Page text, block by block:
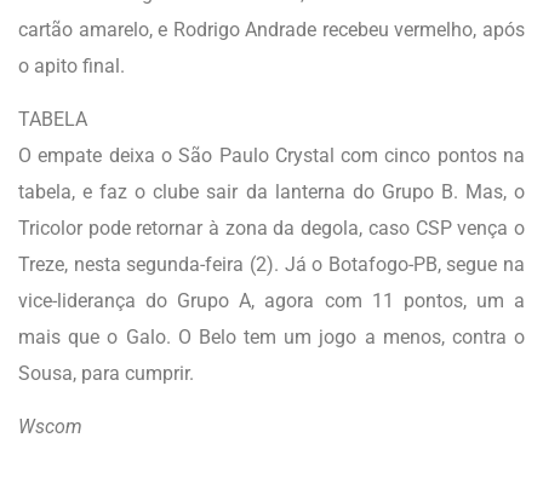
cartão amarelo, e Rodrigo Andrade recebeu vermelho, após
o apito final.
TABELA
O empate deixa o São Paulo Crystal com cinco pontos na
tabela, e faz o clube sair da lanterna do Grupo B. Mas, o
Tricolor pode retornar à zona da degola, caso CSP vença o
Treze, nesta segunda-feira (2). Já o Botafogo-PB, segue na
vice-liderança do Grupo A, agora com 11 pontos, um a
mais que o Galo. O Belo tem um jogo a menos, contra o
Sousa, para cumprir.
Wscom